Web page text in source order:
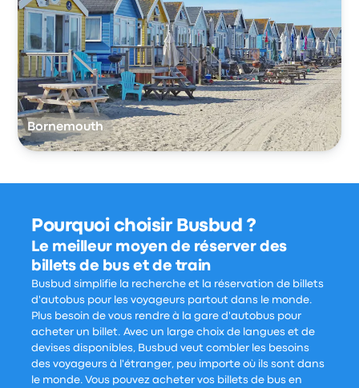
Bornemouth
Pourquoi choisir Busbud ?
Le meilleur moyen de réserver des
billets de bus et de train
Busbud simplifie la recherche et la réservation de billets
d'autobus pour les voyageurs partout dans le monde.
Plus besoin de vous rendre à la gare d'autobus pour
acheter un billet. Avec un large choix de langues et de
devises disponibles, Busbud veut combler les besoins
des voyageurs à l'étranger, peu importe où ils sont dans
le monde. Vous pouvez acheter vos billets de bus en